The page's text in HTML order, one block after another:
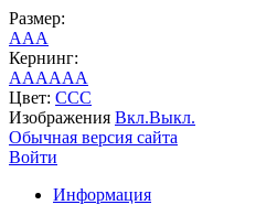
Размер:
AAA
Кернинг:
AAAAAA
Цвет: CCC
Изображения Вкл.Выкл.
Обычная версия сайта
Войти
Информация